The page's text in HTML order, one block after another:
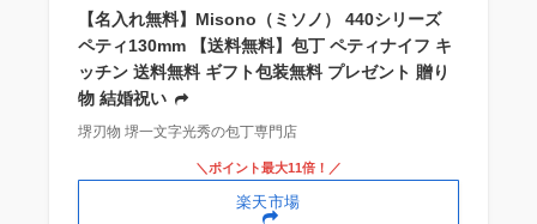
【名入れ無料】Misono（ミソノ） 440シリーズ
ペティ130mm 【送料無料】包丁 ペティナイフ キ
ッチン 送料無料 ギフト包装無料 プレゼント 贈り
物 結婚祝い
堺刃物 堺一文字光秀の包丁専門店
＼ポイント最大11倍！／
楽天市場